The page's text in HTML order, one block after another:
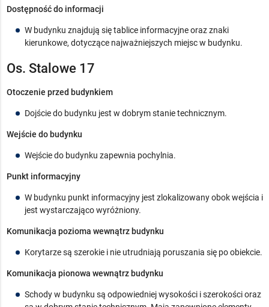
Dostępność do informacji
W budynku znajdują się tablice informacyjne oraz znaki
kierunkowe, dotyczące najważniejszych miejsc w budynku.
Os. Stalowe 17
Otoczenie przed budynkiem
Dojście do budynku jest w dobrym stanie technicznym.
Wejście do budynku
Wejście do budynku zapewnia pochylnia.
Punkt informacyjny
W budynku punkt informacyjny jest zlokalizowany obok wejścia i
jest wystarczająco wyróżniony.
Komunikacja pozioma wewnątrz budynku
Korytarze są szerokie i nie utrudniają poruszania się po obiekcie.
Komunikacja pionowa wewnątrz budynku
Schody w budynku są odpowiedniej wysokości i szerokości oraz